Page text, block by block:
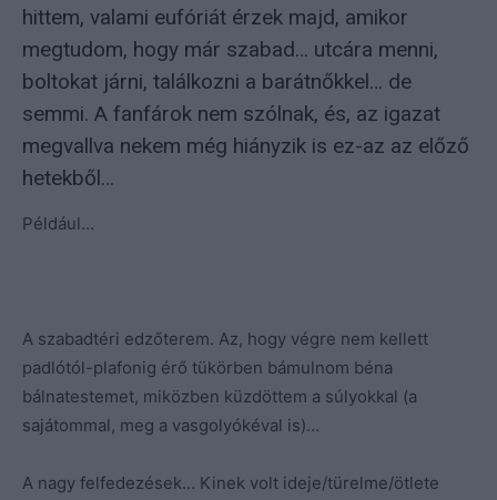
hittem, valami eufóriát érzek majd, amikor
megtudom, hogy már szabad… utcára menni,
boltokat járni, találkozni a barátnőkkel… de
semmi. A fanfárok nem szólnak, és, az igazat
megvallva nekem még hiányzik is ez-az az előző
hetekből…
Például…
A szabadtéri edzőterem. Az, hogy végre nem kellett
padlótól-plafonig érő tükörben bámulnom béna
bálnatestemet, miközben küzdöttem a súlyokkal (a
sajátommal, meg a vasgolyókéval is)…
A nagy felfedezések… Kinek volt ideje/türelme/ötlete